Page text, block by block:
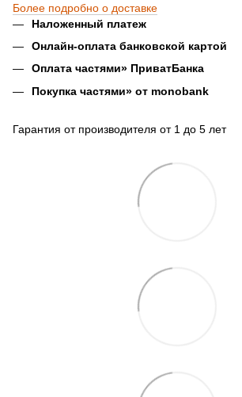
Более подробно о доставке
Наложенный платеж
Онлайн-оплата банковской картой
Оплата частями» ПриватБанка
Покупка частями» от monobank
Гарантия от производителя от 1 до 5 лет